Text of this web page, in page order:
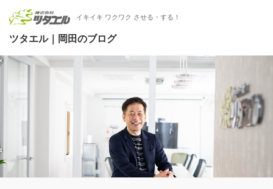
イキイキ ワクワク させる・する！
ツタエル｜岡田のブログ